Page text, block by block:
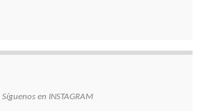
Síguenos en INSTAGRAM